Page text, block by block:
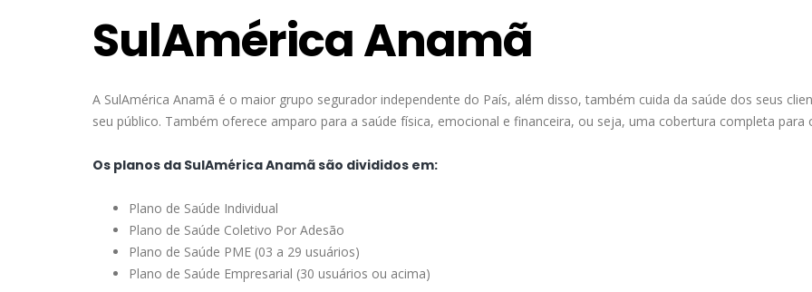
SulAmérica Anamã
A SulAmérica Anamã é o maior grupo segurador independente do País, além disso, também cuida da saúde dos seus
seu público. Também oferece amparo para a saúde física, emocional e financeira, ou seja, uma cobertura completa para
Os planos da SulAmérica Anamã são divididos em:
Plano de Saúde Individual
Plano de Saúde Coletivo Por Adesão
Plano de Saúde PME (03 a 29 usuários)
Plano de Saúde Empresarial (30 usuários ou acima)